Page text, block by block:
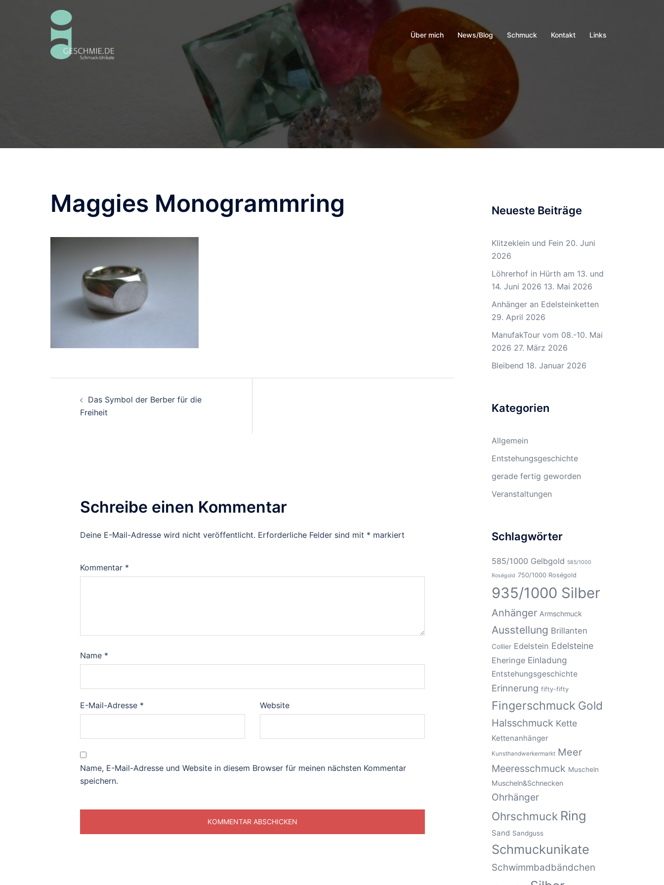
Über mich News/Blog Schmuck Kontakt Links
Maggies Monogrammring
Das Symbol der Berber für die
Freiheit
Schreibe einen Kommentar
Deine E-Mail-Adresse wird nicht veröffentlicht. Erforderliche Felder sind mit * markiert
Kommentar *
Name *
E-Mail-Adresse * Website
Name, E-Mail-Adresse und Website in diesem Browser für meinen nächsten Kommentar
speichern.
Neueste Beiträge
Klitzeklein und Fein 20. Juni
2026
Löhrerhof in Hürth am 13. und
14. Juni 2026 13. Mai 2026
Anhänger an Edelsteinketten
29. April 2026
ManufakTour vom 08.-10. Mai
2026 27. März 2026
Bleibend 18. Januar 2026
Kategorien
Allgemein
Entstehungsgeschichte
gerade fertig geworden
Veranstaltungen
Schlagwörter
585/1000 Gelbgold 585/1000
Roségold 750/1000 Roségold
935/1000 Silber
Anhänger Armschmuck
Ausstellung Brillanten
Collier Edelstein Edelsteine
Eheringe Einladung
Entstehungsgeschichte
Erinnerung fifty-fifty
Fingerschmuck Gold
Halsschmuck Kette
Kettenanhänger
Kunsthandwerkermarkt Meer
Meeresschmuck Muscheln
Muscheln&Schnecken
Ohrhänger
Ohrschmuck Ring
Sand Sandguss
Schmuckunikate
Schwimmbadbändchen